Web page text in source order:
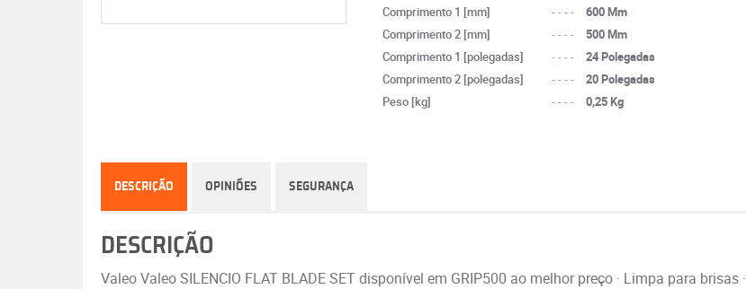
Comprimento 1 [mm]
----
600 Mm
Comprimento 2 [mm]
----
500 Mm
Comprimento 1 [polegadas]
----
24 Polegadas
Comprimento 2 [polegadas]
----
20 Polegadas
Peso [kg]
---- 0,25 Kg
DESCRIÇÃO OPINIÕES SEGURANÇA
DESCRIÇÃO
Valeo Valeo SILENCIO FLAT BLADE SET disponível em GRIP500 ao melhor preço · Limpa para brisas ·